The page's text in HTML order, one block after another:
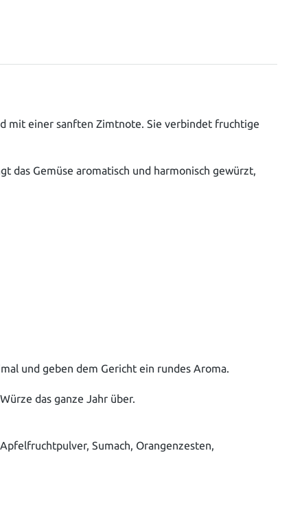
mit einer sanften Zimtnote. Sie verbindet fruchtige
das Gemüse aromatisch und harmonisch gewürzt,
und geben dem Gericht ein rundes Aroma.
das ganze Jahr über.
Sumach, Orangenzesten,